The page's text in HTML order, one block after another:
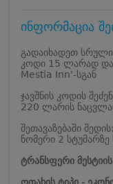
ინფორმაცია
გადაიხადეთ სრული
კოდი 15 ლარად და
Mestia Inn'-სგან
ჯავშნის კოდის
220 ლარის
შეთავაზებაში
ნომერი 2
ტრანსფერი
ოთახის ტიპი -